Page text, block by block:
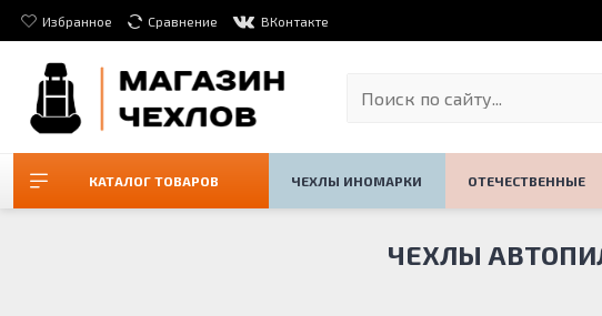
Избранное Сравнение ВКонтакте
КАТАЛОГ ТОВАРОВ ЧЕХЛЫ ИНОМАРКИ ОТЕЧЕСТВЕННЫЕ
ЧЕХЛЫ